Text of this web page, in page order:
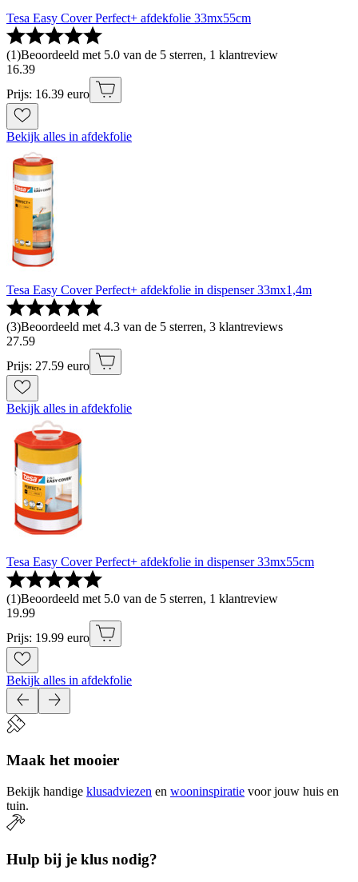
Tesa Easy Cover Perfect+ afdekfolie 33mx55cm
(1)Beoordeeld met 5.0 van de 5 sterren, 1 klantreview
16.39
Prijs: 16.39 euro
Bekijk alles in afdekfolie
Tesa Easy Cover Perfect+ afdekfolie in dispenser 33mx1,4m
(3)Beoordeeld met 4.3 van de 5 sterren, 3 klantreviews
27.59
Prijs: 27.59 euro
Bekijk alles in afdekfolie
Tesa Easy Cover Perfect+ afdekfolie in dispenser 33mx55cm
(1)Beoordeeld met 5.0 van de 5 sterren, 1 klantreview
19.99
Prijs: 19.99 euro
Bekijk alles in afdekfolie
Maak het mooier
Bekijk handige klusadviezen en wooninspiratie voor jouw huis en
tuin.
Hulp bij je klus nodig?